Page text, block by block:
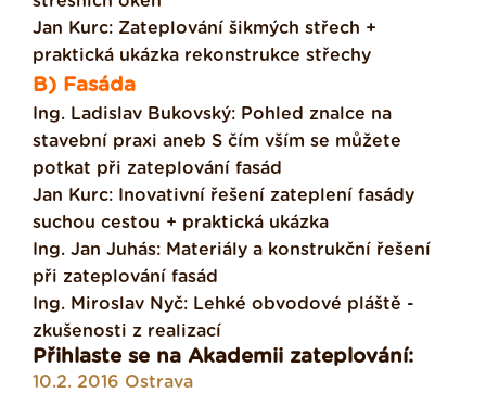
Jan Kurc: Zateplování šikmých střech +
praktická ukázka rekonstrukce střechy
B) Fasáda
Ing. Ladislav Bukovský: Pohled znalce na
stavební praxi aneb S čím vším se můžete
potkat při zateplování fasád
Jan Kurc: Inovativní řešení zateplení fasády
suchou cestou + praktická ukázka
Ing. Jan Juhás: Materiály a konstrukční řešení
při zateplování fasád
Ing. Miroslav Nyč: Lehké obvodové pláště -
zkušenosti z realizací
Přihlaste se na Akademii zateplování:
10.2. 2016 Ostrava